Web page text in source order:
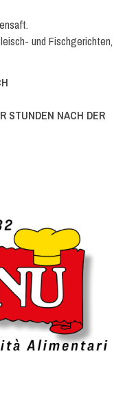
und Fischgerichten,
STUNDEN NACH DER